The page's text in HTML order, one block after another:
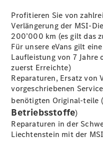
Reifen
Zubehör
buchen
Profitieren Sie von
Verlängerung der MSI-
200’000 km (es gilt das
Für unsere eVans gilt
Laufleistung von 7 Jahre
zuerst Erreichte)
Reparaturen, Ersatz von
vorgeschriebenen
benötigten Original-teile (
Betriebsstoffe)
Reparaturen in der
Liechtenstein mit der